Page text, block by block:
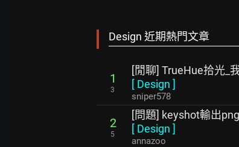
Design 近期熱門文章
1
3
[閒聊] TrueHue拾光_
[ Design ]
sniper578
2
5
[問題] keyshot輸出
[ Design ]
annazoo